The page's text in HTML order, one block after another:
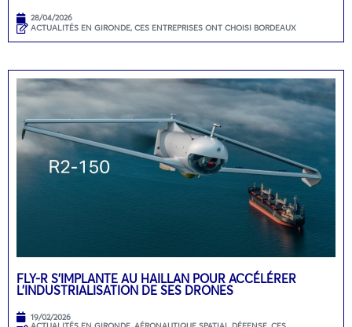
28/04/2026
ACTUALITÉS EN GIRONDE, CES ENTREPRISES ONT CHOISI BORDEAUX
FLY-R S’IMPLANTE AU HAILLAN POUR ACCÉLÉRER
L’INDUSTRIALISATION DE SES DRONES
19/02/2026